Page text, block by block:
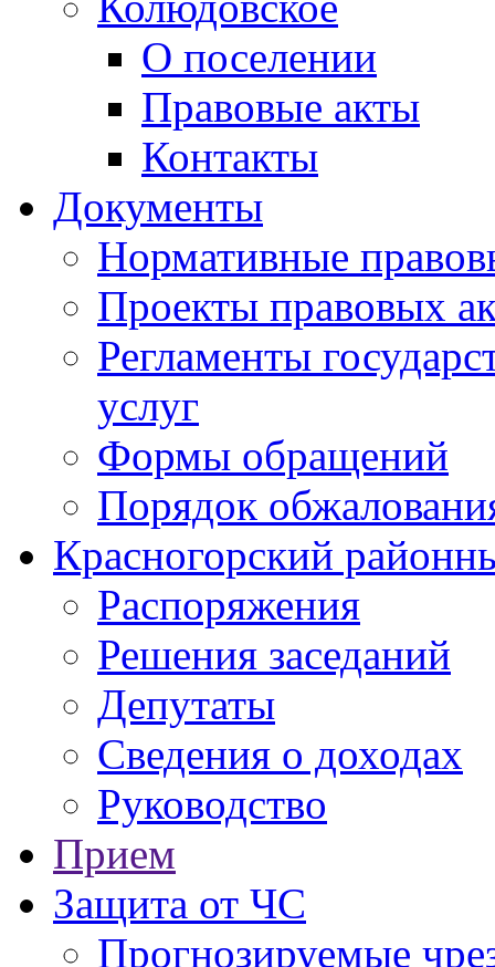
О поселении
Правовые акты
Контакты
Документы
Нормативные
Проекты правовых
Регламенты
услуг
Формы обращений
Порядок
Красногорский
Распоряжения
Решения заседаний
Депутаты
Сведения о доходах
Руководство
Прием
Защита от ЧС
Прогнозируемые